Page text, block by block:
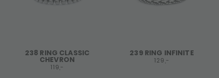
238 RING CLASSIC
CHEVRON
119,-
239 RING INFINITE
129,-